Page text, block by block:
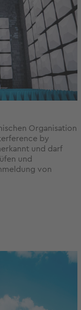
Organisation
by
und darf
und
von